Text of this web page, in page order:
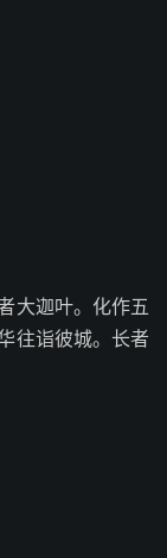
大迦叶。化作五
往诣彼城。长者